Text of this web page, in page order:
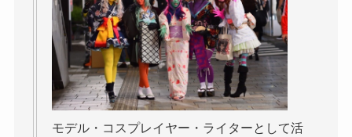
モデル・コスプレイヤー・ライターとして活